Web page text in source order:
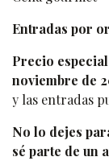
Entradas por
Precio
noviembre de
y las entradas
No lo dejes
sé parte de un